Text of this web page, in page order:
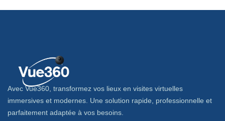
Avec Vue360, transformez vos lieux en visites virtuelles
immersives et modernes. Une solution rapide, professionnelle et
parfaitement adaptée à vos besoins.